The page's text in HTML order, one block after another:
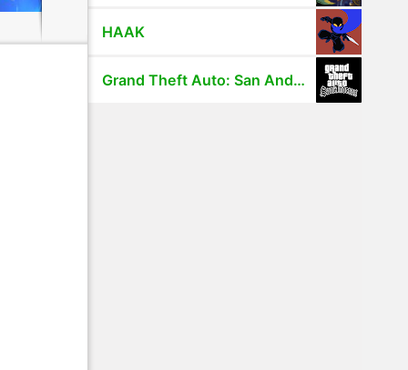
HAAK
Grand Theft Auto: San Andreas